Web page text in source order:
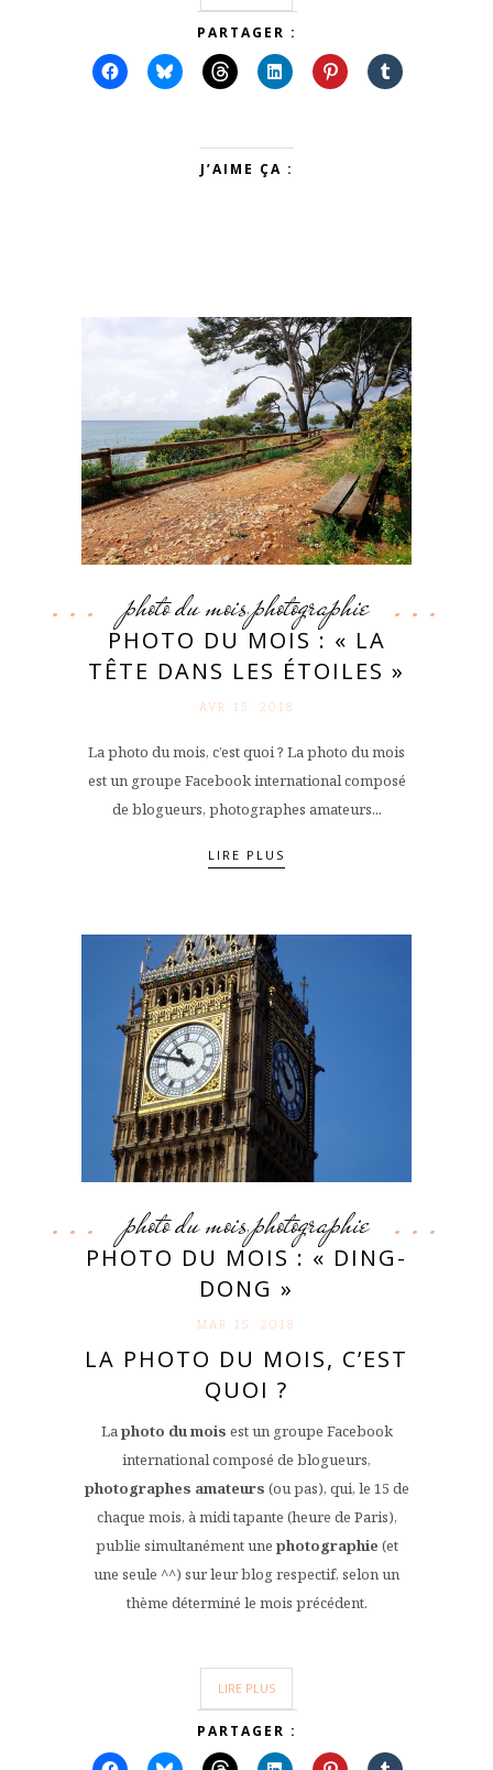
PARTAGER :
J’AIME ÇA :
photo du mois,photographie
PHOTO DU MOIS : « LA
TÊTE DANS LES ÉTOILES »
AVR 15. 2018
La photo du mois, c’est quoi ? La photo du mois
est un groupe Facebook international composé
de blogueurs, photographes amateurs...
LIRE PLUS
photo du mois,photographie
PHOTO DU MOIS : « DING-
DONG »
MAR 15. 2018
LA PHOTO DU MOIS, C’EST
QUOI ?
Laphoto du mois est un groupe Facebook
international composé de blogueurs,
photographes amateurs (ou pas), qui, le 15 de
chaque mois, à midi tapante (heure de Paris),
publie simultanément une photographie (et
une seule ^^) sur leur blog respectif, selon un
thème déterminé le mois précédent.
LIRE PLUS
PARTAGER :